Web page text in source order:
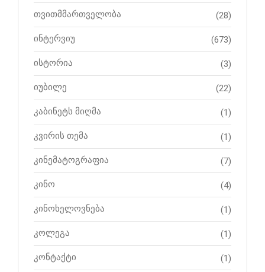
თვითმმართველობა (28)
ინტერვიუ (673)
ისტორია (3)
იუბილე (22)
კაბინეტს მიღმა (1)
კვირის თემა (1)
კინემატოგრაფია (7)
კინო (4)
კინოხელოვნება (1)
კოლეგა (1)
კონტაქტი (1)